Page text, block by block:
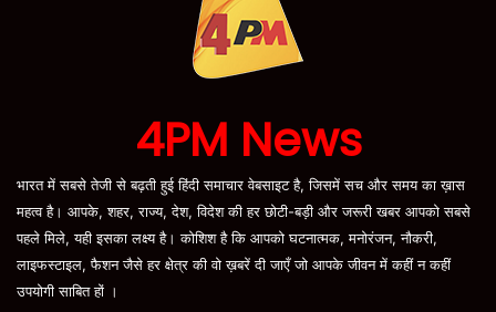
4PM News
भारत में सबसे तेजी से बढ़ती हुई हिंदी समाचार वेबसाइट है, जिसमें सच और समय का ख़ास
महत्व है। आपके, शहर, राज्य, देश, विदेश की हर छोटी-बड़ी और जरूरी खबर आपको सबसे
पहले मिले, यही इसका लक्ष्य है। कोशिश है कि आपको घटनात्मक, मनोरंजन, नौकरी,
लाइफस्टाइल, फैशन जैसे हर क्षेत्र की वो ख़बरें दी जाएँ जो आपके जीवन में कहीं न कहीं
उपयोगी साबित हों ।